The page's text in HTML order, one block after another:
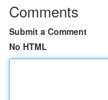
Comments
Submit a Comment
No HTML